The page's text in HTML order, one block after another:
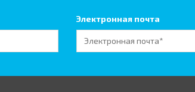
Электронная почта